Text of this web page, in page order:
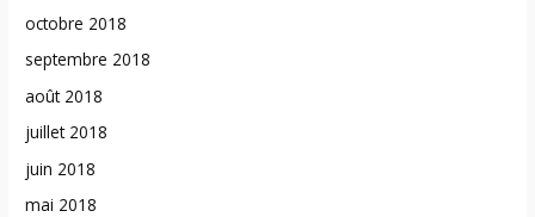
octobre 2018
septembre 2018
août 2018
juillet 2018
juin 2018
mai 2018